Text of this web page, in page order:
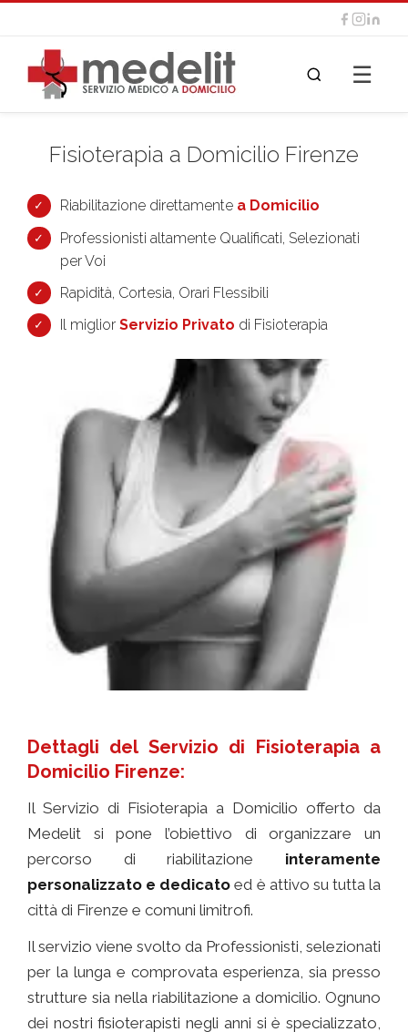
☰
Fisioterapia a Domicilio Firenze
Riabilitazione direttamente a Domicilio
Professionisti altamente Qualificati, Selezionati
per Voi
Rapidità, Cortesia, Orari Flessibili
Il miglior Servizio Privato di Fisioterapia
Dettagli del Servizio di Fisioterapia a
Domicilio Firenze:
Il Servizio di Fisioterapia a Domicilio offerto da
Medelit si pone l’obiettivo di organizzare un
percorso di riabilitazione interamente
personalizzato e dedicato ed è attivo su tutta la
città di Firenze e comuni limitrofi.
Il servizio viene svolto da Professionisti, selezionati
per la lunga e comprovata esperienza, sia presso
strutture sia nella riabilitazione a domicilio. Ognuno
dei nostri fisioterapisti negli anni si è specializzato,